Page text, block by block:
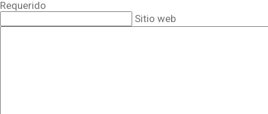
Requerido
Sitio web